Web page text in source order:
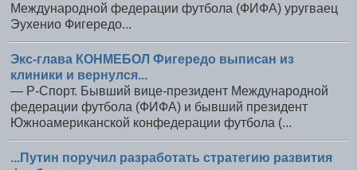
Международной федерации футбола (ФИФА) уругваец
Эухенио Фигередо...
Экс-глава КОНМЕБОЛ Фигередо выписан из
клиники и вернулся...
— Р-Спорт. Бывший вице-президент Международной
федерации футбола (ФИФА) и бывший президент
Южноамериканской конфедерации футбола (...
...Путин поручил разработать стратегию развития